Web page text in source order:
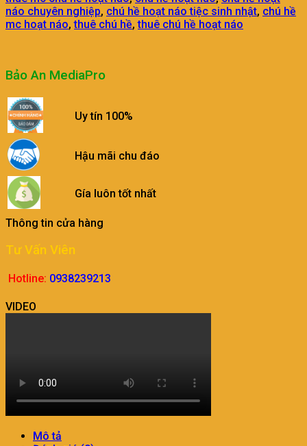
náo chuyên nghiệp, chú hề hoạt náo tiệc sinh nhật, chú hề
mc hoạt náo,thuê chú hề,thuê chú hề hoạt náo
Bảo An MediaPro
Uy tín 100%
Hậu mãi chu đáo
Gía luôn tốt nhất
Thông tin cửa hàng
Tư Vấn Viên
Hotline: 0938239213
VIDEO
Mô tả